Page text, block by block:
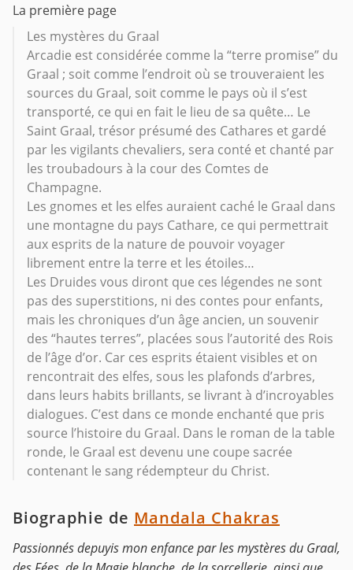
La première page
Les mystères du Graal
Arcadie est considérée comme la “terre promise” du
Graal ; soit comme l’endroit où se trouveraient les
sources du Graal, soit comme le pays où il s’est
transporté, ce qui en fait le lieu de sa quête… Le
Saint Graal, trésor présumé des Cathares et gardé
par les vigilants chevaliers, sera conté et chanté par
les troubadours à la cour des Comtes de
Champagne.
Les gnomes et les elfes auraient caché le Graal dans
une montagne du pays Cathare, ce qui permettrait
aux esprits de la nature de pouvoir voyager
librement entre la terre et les étoiles…
Les Druides vous diront que ces légendes ne sont
pas des superstitions, ni des contes pour enfants,
mais les chroniques d’un âge ancien, un souvenir
des “hautes terres”, placées sous l’autorité des Rois
de l’âge d’or. Car ces esprits étaient visibles et on
rencontrait des elfes, sous les plafonds d’arbres,
dans leurs habits brillants, se livrant à d’incroyables
dialogues. C’est dans ce monde enchanté que pris
source l’histoire du Graal. Dans le roman de la table
ronde, le Graal est devenu une coupe sacrée
contenant le sang rédempteur du Christ.
Biographie de Mandala Chakras
Passionnés depuyis mon enfance par les mystères du Graal,